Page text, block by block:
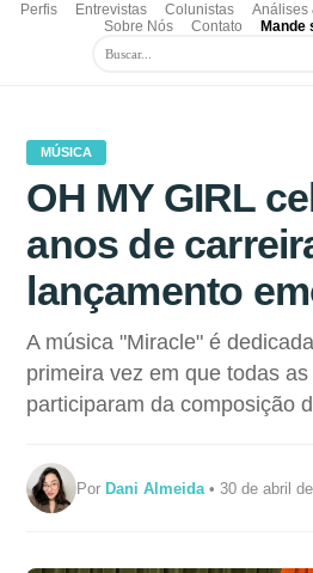
Perfis Entrevistas Colunistas Análises
Sobre Nós
Contato Mande
MÚSICA
OH MY GIRL
anos de
lançamento
A música "Miracle" é
primeira vez em que todas
participaram da composição
PorDani Almeida • 30 de abril